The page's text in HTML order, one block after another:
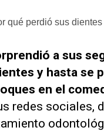
qué perdió sus dientes
a sus
y hasta se
en el
redes sociales,